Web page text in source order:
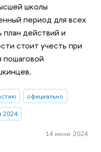
школы
период для всех
план действий и
стоит учесть при
официально
2024
14 июня 2024